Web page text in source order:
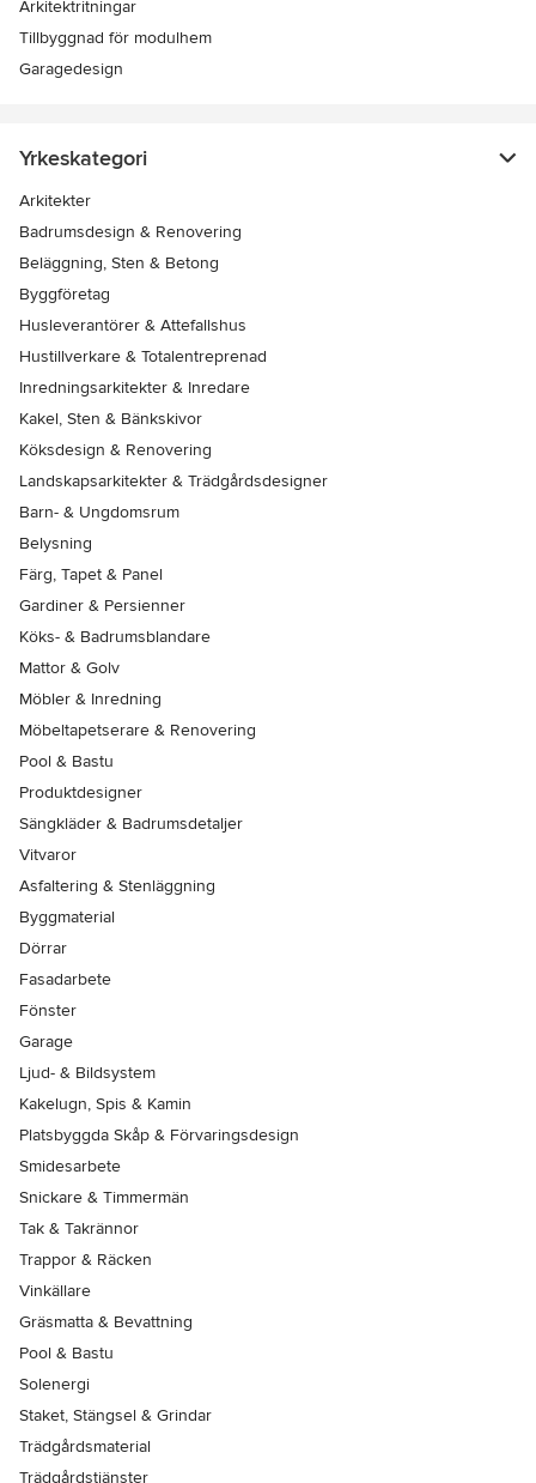
Arkitektritningar
Tillbyggnad för modulhem
Garagedesign
Yrkeskategori
Arkitekter
Badrumsdesign & Renovering
Beläggning, Sten & Betong
Byggföretag
Husleverantörer & Attefallshus
Hustillverkare & Totalentreprenad
Inredningsarkitekter & Inredare
Kakel, Sten & Bänkskivor
Köksdesign & Renovering
Landskapsarkitekter & Trädgårdsdesigner
Barn- & Ungdomsrum
Belysning
Färg, Tapet & Panel
Gardiner & Persienner
Köks- & Badrumsblandare
Mattor & Golv
Möbler & Inredning
Möbeltapetserare & Renovering
Pool & Bastu
Produktdesigner
Sängkläder & Badrumsdetaljer
Vitvaror
Asfaltering & Stenläggning
Byggmaterial
Dörrar
Fasadarbete
Fönster
Garage
Ljud- & Bildsystem
Kakelugn, Spis & Kamin
Platsbyggda Skåp & Förvaringsdesign
Smidesarbete
Snickare & Timmermän
Tak & Takrännor
Trappor & Räcken
Vinkällare
Gräsmatta & Bevattning
Pool & Bastu
Solenergi
Staket, Stängsel & Grindar
Trädgårdsmaterial
Trädgårdstjänster